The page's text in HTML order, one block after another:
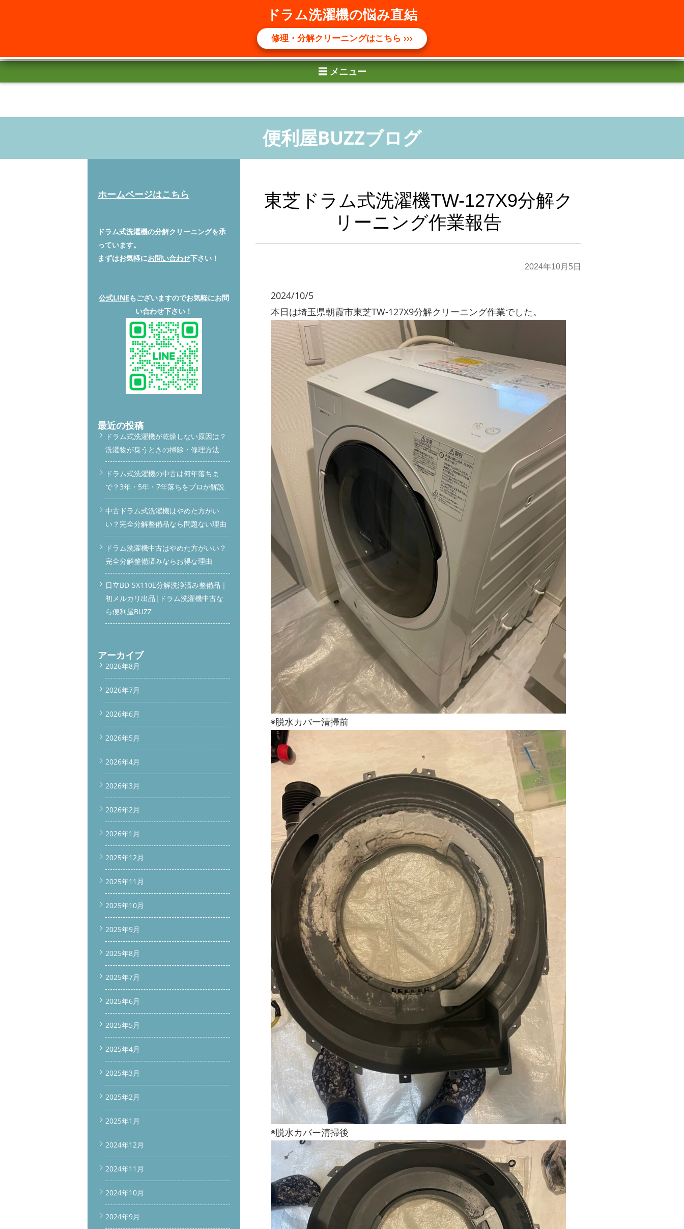
☰ メニュー
ドラム洗濯機の悩み直結
修理・分解クリーニングはこちら ›››
東芝ドラム式洗濯機TW-127X9分解ク
リーニング作業報告
2024年10月5日
2024/10/5
本日は埼玉県朝霞市東芝TW-127X9分解クリーニング作業でした。
◉脱水カバー清掃前
◉脱水カバー清掃後
ホームページはこちら
ドラム式洗濯機の分解クリーニングを承
っています。
まずはお気軽にお問い合わせ下さい！
公式LINEもございますのでお気軽にお問
い合わせ下さい！
最近の投稿
ドラム式洗濯機が乾燥しない原因は？
洗濯物が臭うときの掃除・修理方法
ドラム式洗濯機の中古は何年落ちま
で？3年・5年・7年落ちをプロが解説
中古ドラム式洗濯機はやめた方がい
い？完全分解整備品なら問題ない理由
ドラム洗濯機中古はやめた方がいい？
完全分解整備済みならお得な理由
日立BD-SX110E分解洗浄済み整備品｜
初メルカリ出品|ドラム洗濯機中古な
ら便利屋BUZZ
アーカイブ
2026年8月
2026年7月
2026年6月
2026年5月
2026年4月
2026年3月
2026年2月
2026年1月
2025年12月
2025年11月
2025年10月
2025年9月
2025年8月
2025年7月
2025年6月
2025年5月
2025年4月
2025年3月
2025年2月
2025年1月
2024年12月
2024年11月
2024年10月
2024年9月